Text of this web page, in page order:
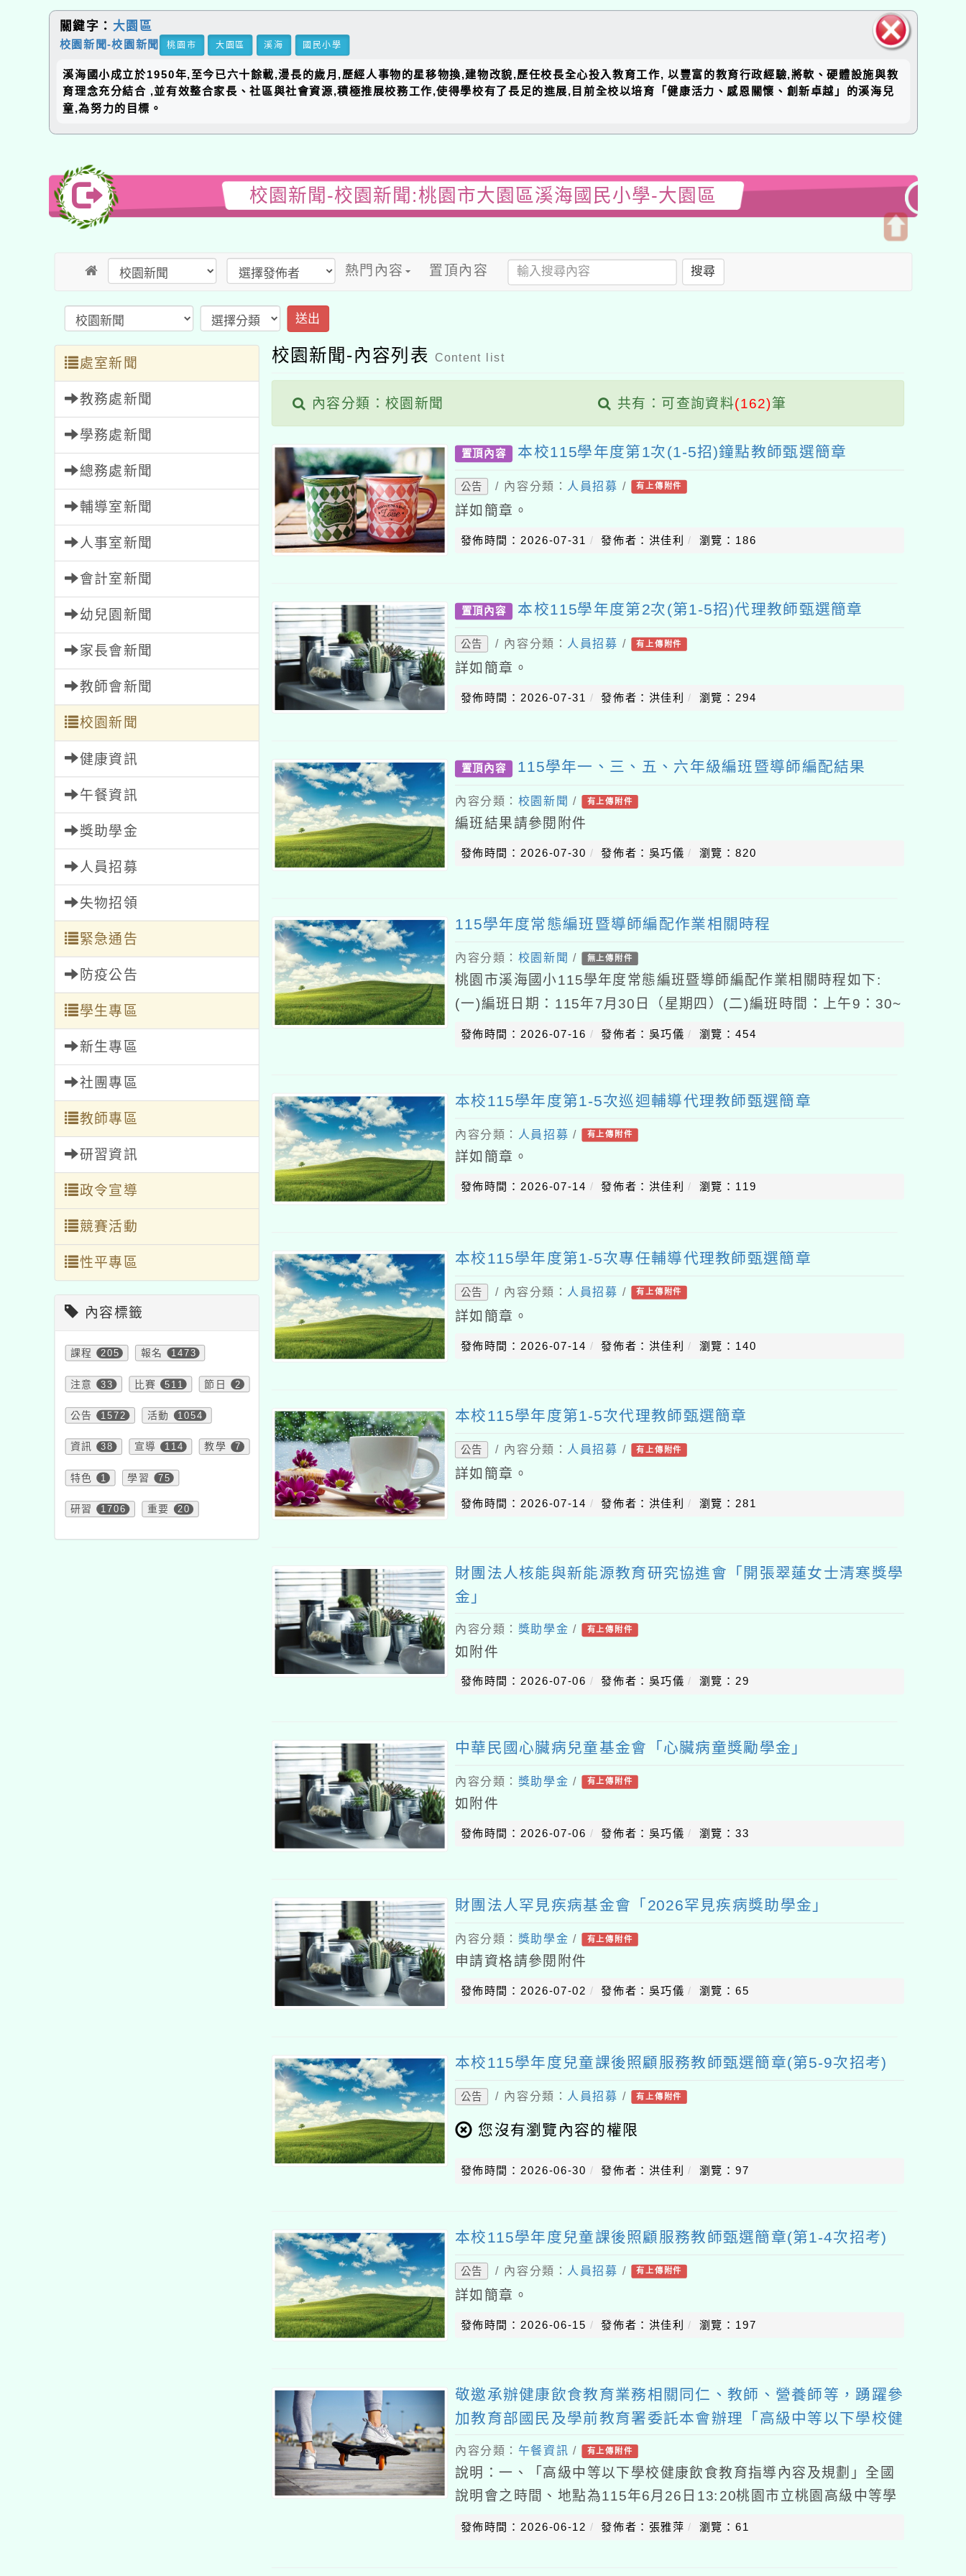
塊
關鍵字： 大園區
校園新聞-校園新聞 桃園市 大園區 溪海 國民小學
溪海國小成立於1950年,至今已六十餘載,漫長的歲月,歷經人事物的星移物換,建物改貌,歷任校長全心投入教育工作, 以豐富的教育行政經驗,將軟、硬體設施與教
育理念充分結合 ,並有效整合家長、社區與社會資源,積極推展校務工作,使得學校有了長足的進展,目前全校以培育「健康活力、感恩關懷、創新卓越」的溪海兒
童,為努力的目標。
校園新聞-校園新聞:桃園市大園區溪海國民小學-大園區
熱門內容 置頂內容 搜尋
送出
處室新聞
教務處新聞
學務處新聞
總務處新聞
輔導室新聞
人事室新聞
會計室新聞
幼兒園新聞
家長會新聞
教師會新聞
校園新聞
健康資訊
午餐資訊
獎助學金
人員招募
失物招領
緊急通告
防疫公告
學生專區
新生專區
社團專區
教師專區
研習資訊
政令宣導
競賽活動
性平專區
內容標籤
課程 205 報名 1473
注意 33 比賽 511 節日 2
公告 1572 活動 1054
資訊 38 宣導 114 教學 7
特色 1 學習 75
研習 1706 重要 20
校園新聞-內容列表 Content list
內容分類：校園新聞 共有：可查詢資料(162)筆
置頂內容 本校115學年度第1次(1-5招)鐘點教師甄選簡章
公告 / 內容分類： 人員招募 / 有上傳附件
詳如簡章。
發佈時間：2026-07-31 發佈者：洪佳利 瀏覽：186
置頂內容 本校115學年度第2次(第1-5招)代理教師甄選簡章
公告 / 內容分類： 人員招募 / 有上傳附件
詳如簡章。
發佈時間：2026-07-31 發佈者：洪佳利 瀏覽：294
置頂內容 115學年一、三、五、六年級編班暨導師編配結果
內容分類： 校園新聞 / 有上傳附件
編班結果請參閱附件
發佈時間：2026-07-30 發佈者：吳巧儀 瀏覽：820
115學年度常態編班暨導師編配作業相關時程
內容分類： 校園新聞 / 無上傳附件
桃園市溪海國小115學年度常態編班暨導師編配作業相關時程如下:
(一)編班日期：115年7月30日（星期四）(二)編班時間：上午9：30~
11：00(三)編班地點：本校多功能教室(四)編班年級：一年級新
發佈時間：2026-07-16 發佈者：吳巧儀 瀏覽：454
本校115學年度第1-5次巡迴輔導代理教師甄選簡章
內容分類： 人員招募 / 有上傳附件
詳如簡章。
發佈時間：2026-07-14 發佈者：洪佳利 瀏覽：119
本校115學年度第1-5次專任輔導代理教師甄選簡章
公告 / 內容分類： 人員招募 / 有上傳附件
詳如簡章。
發佈時間：2026-07-14 發佈者：洪佳利 瀏覽：140
本校115學年度第1-5次代理教師甄選簡章
公告 / 內容分類： 人員招募 / 有上傳附件
詳如簡章。
發佈時間：2026-07-14 發佈者：洪佳利 瀏覽：281
財團法人核能與新能源教育研究協進會「開張翠蓮女士清寒獎學
金」
內容分類： 獎助學金 / 有上傳附件
如附件
發佈時間：2026-07-06 發佈者：吳巧儀 瀏覽：29
中華民國心臟病兒童基金會「心臟病童獎勵學金」
內容分類： 獎助學金 / 有上傳附件
如附件
發佈時間：2026-07-06 發佈者：吳巧儀 瀏覽：33
財團法人罕見疾病基金會「2026罕見疾病獎助學金」
內容分類： 獎助學金 / 有上傳附件
申請資格請參閱附件
發佈時間：2026-07-02 發佈者：吳巧儀 瀏覽：65
本校115學年度兒童課後照顧服務教師甄選簡章(第5-9次招考)
公告 / 內容分類： 人員招募 / 有上傳附件
您沒有瀏覽內容的權限
發佈時間：2026-06-30 發佈者：洪佳利 瀏覽：97
本校115學年度兒童課後照顧服務教師甄選簡章(第1-4次招考)
公告 / 內容分類： 人員招募 / 有上傳附件
詳如簡章。
發佈時間：2026-06-15 發佈者：洪佳利 瀏覽：197
敬邀承辦健康飲食教育業務相關同仁、教師、營養師等，踴躍參
加教育部國民及學前教育署委託本會辦理「高級中等以下學校健
康飲食教育指導內容及規劃」全國說明會
內容分類： 午餐資訊 / 有上傳附件
說明：一、「高級中等以下學校健康飲食教育指導內容及規劃」全國
說明會之時間、地點為115年6月26日13:20桃園市立桃園高級中等學
校（桃園市桃園區成功路三段38號），簡章如附件。二、請貴校惠允
發佈時間：2026-06-12 發佈者：張雅萍 瀏覽：61